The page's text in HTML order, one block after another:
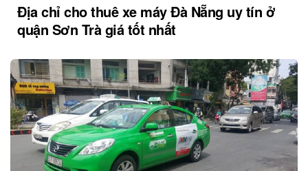
Địa chỉ cho thuê xe máy Đà Nẵng uy tín ở
quận Sơn Trà giá tốt nhất